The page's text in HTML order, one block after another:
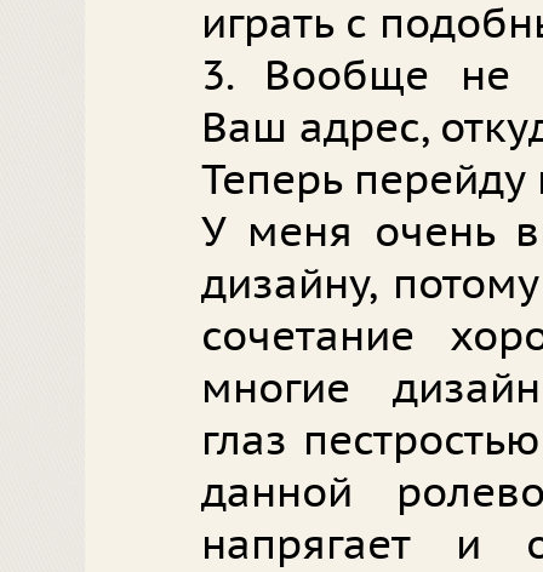
играть с
3. Вообще не
Ваш адрес,
Теперь
У меня очень
дизайну,
сочетание
многие
глаз
данной
напрягает и